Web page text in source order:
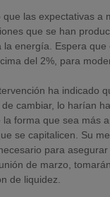
las expectativas a
que se han
energía. Espera
del 2%, para
ha indicado
cambiar, lo harían
forma que sea más
se capitalicen. Su
para
de marzo,
de liquidez.